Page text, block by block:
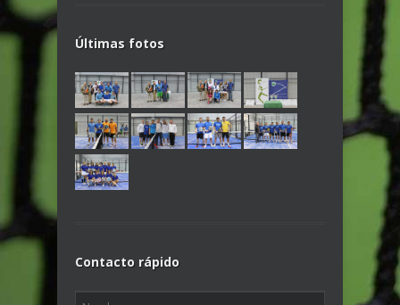
Últimas fotos
Contacto rápido